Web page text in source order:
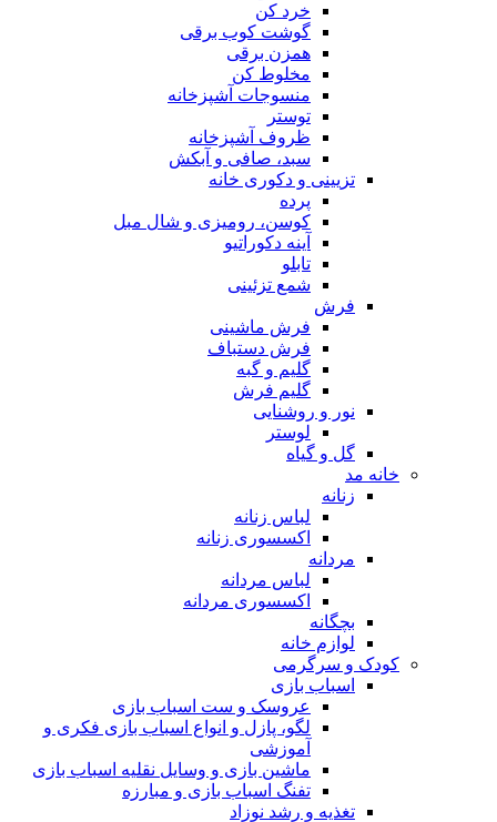
خرد کن
گوشت کوب برقی
همزن برقی
مخلوط کن
منسوجات آشپزخانه
توستر
ظروف آشپزخانه
سبد، صافی و آبکش
تزیینی و دکوری خانه
پرده
کوسن، رومیزی و شال مبل
آینه دکوراتیو
تابلو
شمع تزئینی
فرش
فرش ماشینی
فرش دستباف
گلیم و گبه
گلیم فرش
نور و روشنایی
لوستر
گل و گیاه
خانه مد
زنانه
لباس زنانه
اکسسوری زنانه
مردانه
لباس مردانه
اکسسوری مردانه
بچگانه
لوازم خانه
کودک و سرگرمی
اسباب بازی
عروسک و ست اسباب بازی
لگو، پازل و انواع اسباب بازی فکری و
آموزشی
ماشین بازی و وسایل نقلیه اسباب بازی
تفنگ اسباب بازی و مبارزه
تغذیه و رشد نوزاد